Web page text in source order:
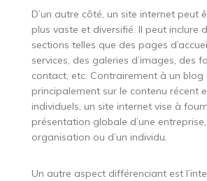
D’un autre côté, un site internet peut
plus vaste et diversifié. Il peut inclure
sections telles que des pages
services, des galeries d’images, des
contact, etc. Contrairement à un blog
principalement sur le contenu récent
individuels, un site internet vise à
présentation globale d’une entreprise,
organisation ou d’un individu.
Un autre aspect différenciant est